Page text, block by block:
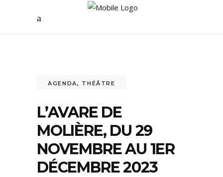
AGENDA, THÉÂTRE
L’AVARE DE
MOLIÈRE, DU 29
NOVEMBRE AU 1ER
DÉCEMBRE 2023